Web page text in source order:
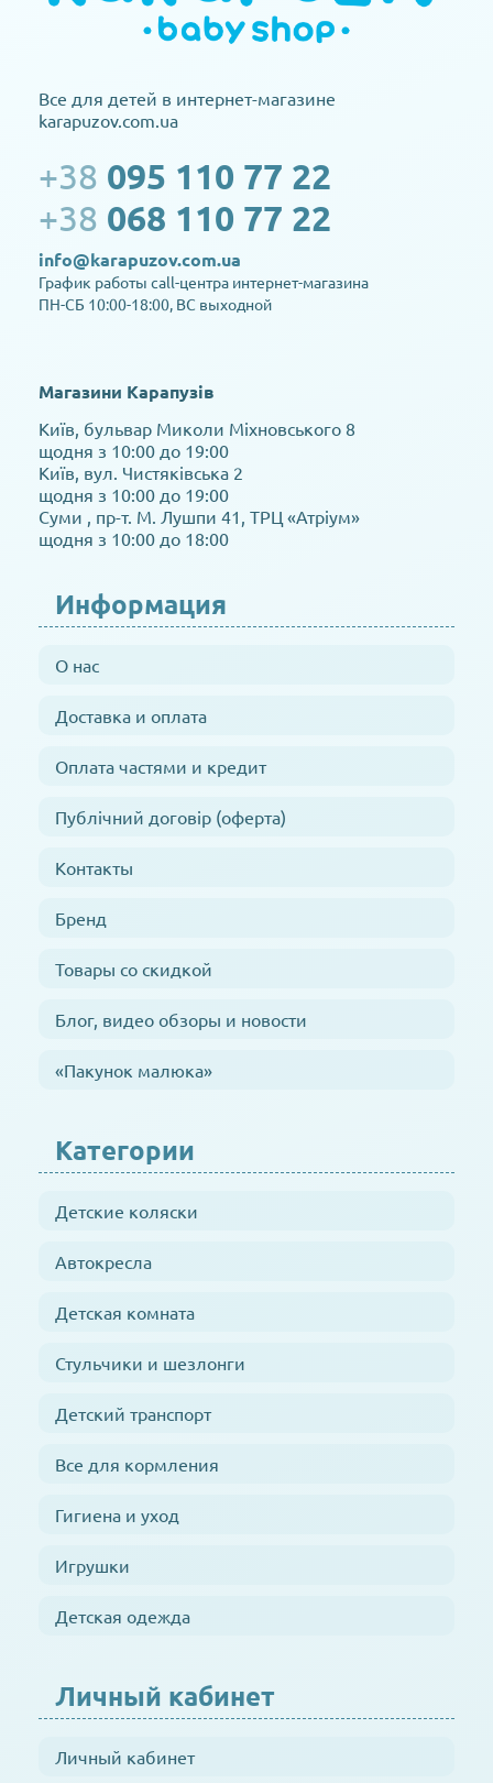
Все для детей в интернет-магазине
karapuzov.com.ua
+38 095 110 77 22
+38 068 110 77 22
info@karapuzov.com.ua
График работы call-центра интернет-магазина
ПН-СБ 10:00-18:00, ВС выходной
Магазини Карапузів
Київ, бульвар Миколи Міхновського 8
щодня з 10:00 до 19:00
Київ, вул. Чистяківська 2
щодня з 10:00 до 19:00
Суми , пр-т. М. Лушпи 41, ТРЦ «Атріум»
щодня з 10:00 до 18:00
Информация
О нас
Доставка и оплата
Оплата частями и кредит
Публічний договір (оферта)
Контакты
Бренд
Товары со скидкой
Блог, видео обзоры и новости
«Пакунок малюка»
Категории
Детские коляски
Автокресла
Детская комната
Стульчики и шезлонги
Детский транспорт
Все для кормления
Гигиена и уход
Игрушки
Детская одежда
Личный кабинет
Личный кабинет